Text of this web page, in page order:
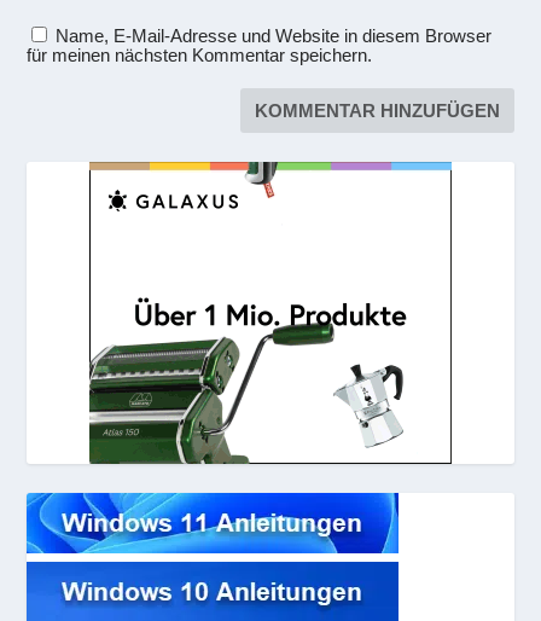
Name, E-Mail-Adresse und Website in diesem Browser
für meinen nächsten Kommentar speichern.